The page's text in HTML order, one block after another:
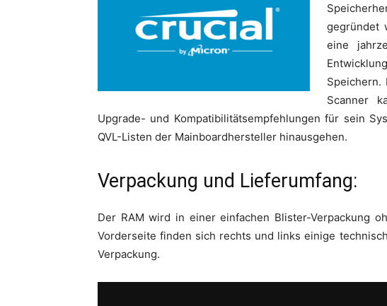
gegründet
eine
Speichern.
Scanner
Upgrade- und Kompatibilitätsempfehlungen für sein
QVL-Listen der Mainboardhersteller hinausgehen.
Verpackung und Lieferumfang:
Der RAM wird in einer einfachen Blister-Verpackung
Vorderseite finden sich rechts und links einige
Verpackung.